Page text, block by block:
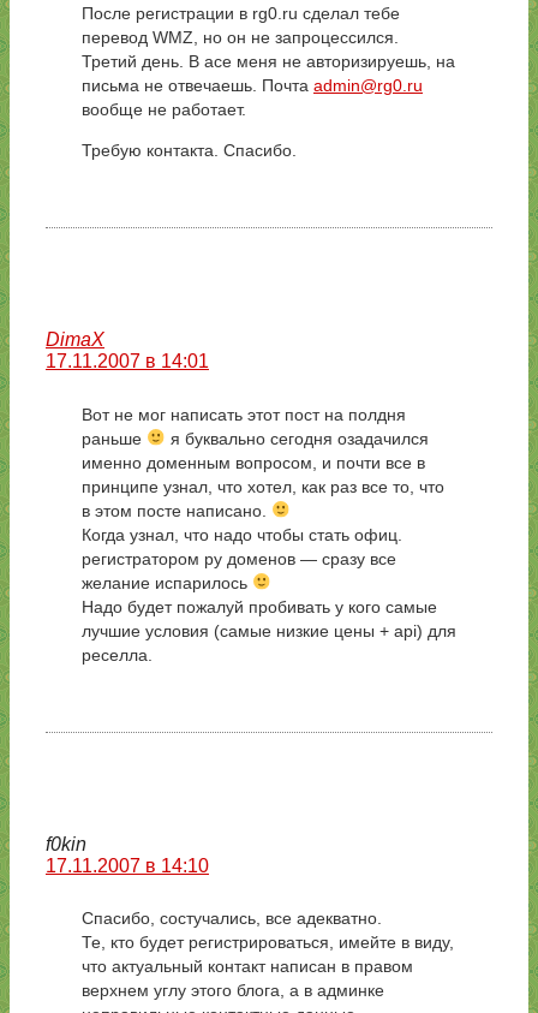
После регистрации в rg0.ru сделал тебе
перевод WMZ, но он не запроцессился.
Третий день. В асе меня не авторизируешь, на
письма не отвечаешь. Почта admin@rg0.ru
вообще не работает.
Требую контакта. Спасибо.
DimaX
17.11.2007 в 14:01
Вот не мог написать этот пост на полдня
раньше
я буквально сегодня озадачился
именно доменным вопросом, и почти все в
принципе узнал, что хотел, как раз все то, что
в этом посте написано.
Когда узнал, что надо чтобы стать офиц.
регистратором ру доменов — сразу все
желание испарилось
Надо будет пожалуй пробивать у кого самые
лучшие условия (самые низкие цены + api) для
реселла.
f0kin
17.11.2007 в 14:10
Спасибо, состучались, все адекватно.
Те, кто будет регистрироваться, имейте в виду,
что актуальный контакт написан в правом
верхнем углу этого блога, а в админке